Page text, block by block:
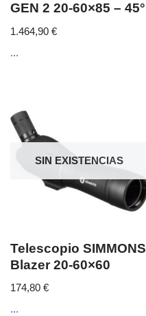
GEN 2 20-60×85 – 45°
1.464,90 €
...
SIN EXISTENCIAS
Telescopio SIMMONS
Blazer 20-60×60
174,80 €
...